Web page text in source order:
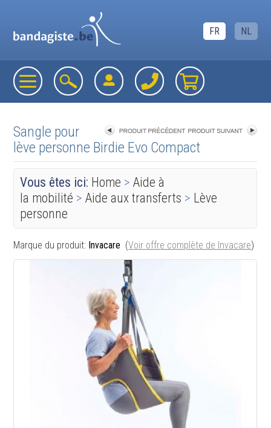
FR NL
Sangle pour
lève personne Birdie Evo Compact
Vous êtes ici: Home >Aide à
la mobilité >Aide aux transferts > Lève
personne
Marque du produit: Invacare (Voir offre complète de Invacare)